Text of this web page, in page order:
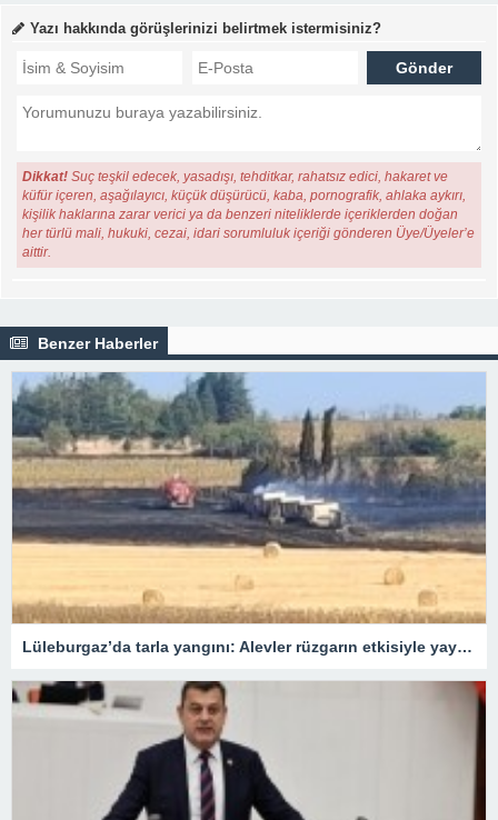
Yazı hakkında görüşlerinizi belirtmek istermisiniz?
Dikkat! Suç teşkil edecek, yasadışı, tehditkar, rahatsız edici, hakaret ve
küfür içeren, aşağılayıcı, küçük düşürücü, kaba, pornografik, ahlaka aykırı,
kişilik haklarına zarar verici ya da benzeri niteliklerde içeriklerden doğan
her türlü mali, hukuki, cezai, idari sorumluluk içeriği gönderen Üye/Üyeler’e
aittir.
Benzer Haberler
Lüleburgaz’da tarla yangını: Alevler rüzgarın etkisiyle yayıldı